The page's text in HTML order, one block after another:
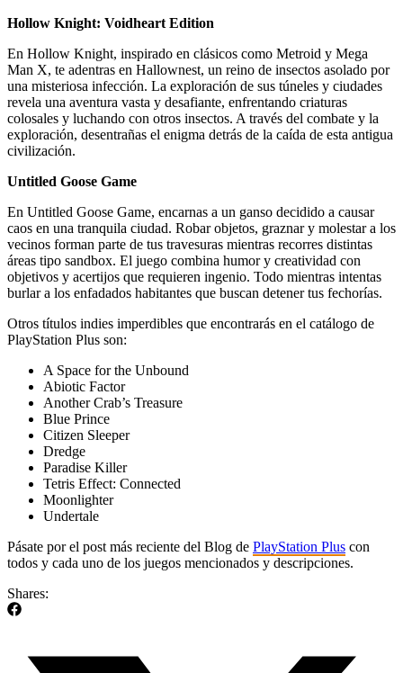
Hollow Knight: Voidheart Edition
En Hollow Knight, inspirado en clásicos como Metroid y Mega
Man X, te adentras en Hallownest, un reino de insectos asolado por
una misteriosa infección. La exploración de sus túneles y ciudades
revela una aventura vasta y desafiante, enfrentando criaturas
colosales y luchando con otros insectos. A través del combate y la
exploración, desentrañas el enigma detrás de la caída de esta antigua
civilización.
Untitled Goose Game
En Untitled Goose Game, encarnas a un ganso decidido a causar
caos en una tranquila ciudad. Robar objetos, graznar y molestar a los
vecinos forman parte de tus travesuras mientras recorres distintas
áreas tipo sandbox. El juego combina humor y creatividad con
objetivos y acertijos que requieren ingenio. Todo mientras intentas
burlar a los enfadados habitantes que buscan detener tus fechorías.
Otros títulos indies imperdibles que encontrarás en el catálogo de
PlayStation Plus son:
A Space for the Unbound
Abiotic Factor
Another Crab’s Treasure
Blue Prince
Citizen Sleeper
Dredge
Paradise Killer
Tetris Effect: Connected
Moonlighter
Undertale
Pásate por el post más reciente del Blog de PlayStation Plus con
todos y cada uno de los juegos mencionados y descripciones.
Shares: